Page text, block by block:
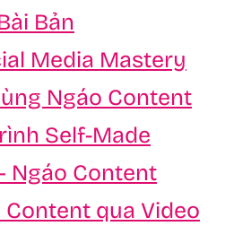
Bản
Media Mastery
Ngáo Content
Self-Made
Ngáo Content
Content qua Video